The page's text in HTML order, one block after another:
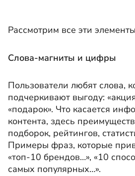
Рассмотрим все эти
Слова-магниты и цифры
Пользователи любят слова,
подчеркивают выгоду:
«подарок». Что касается
контента, здесь
подборок, рейтингов,
Примеры фраз, которые
«топ-10 брендов…», «10
самых популярных…».